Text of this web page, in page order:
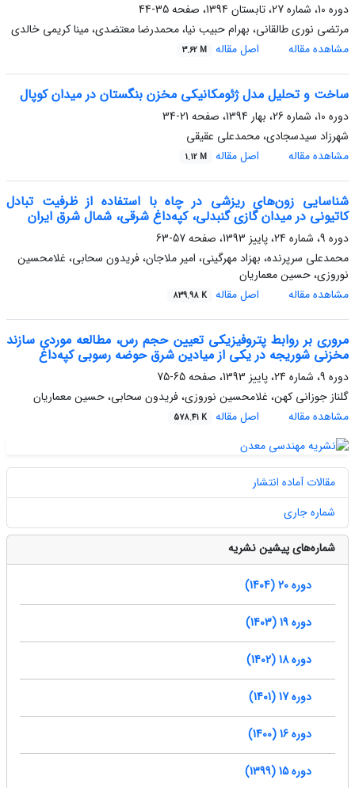
دوره 10، شماره 27، تابستان 1394، صفحه
35-44
مرتضی نوری طالقانی، بهرام حبیب نیا، محمدرضا معتضدی، مینا کریمی خالدی
مشاهده مقاله
اصل مقاله 3.62 M
ساخت و تحلیل مدل ژئومکانیکی مخزن بنگستان در میدان کوپال
دوره 10، شماره 26، بهار 1394، صفحه
21-34
شهرزاد سیدسجادی، محمدعلی عقیقی
مشاهده مقاله
اصل مقاله 1.12 M
شناسایی زون‌های ریزشی در چاه با استفاده از ظرفیت تبادل
کاتیونی در میدان گازی گنبدلی، کپه‌داغ شرقی، شمال شرق ایران
دوره 9، شماره 24، پاییز 1393، صفحه
57-63
محمدعلی سرپرنده، بهزاد مهرگینی، امیر ملاجان، فریدون سحابی، غلامحسین
نوروزی، حسین معماریان
مشاهده مقاله
اصل مقاله 839.98 K
مروری بر روابط پتروفیزیکی تعیین حجم رس، مطالعه موردی سازند
مخزنی شوریجه در یکی از میادین شرق حوضه رسوبی کپه‌داغ
دوره 9، شماره 24، پاییز 1393، صفحه
65-75
گلناز جوزانی کهن، غلامحسین نوروزی، فریدون سحابی، حسین معماریان
مشاهده مقاله
اصل مقاله 578.41 K
مقالات آماده انتشار
شماره جاری
شماره‌های پیشین نشریه
دوره 20 (1404)
دوره 19 (1403)
دوره 18 (1402)
دوره 17 (1401)
دوره 16 (1400)
دوره 15 (1399)